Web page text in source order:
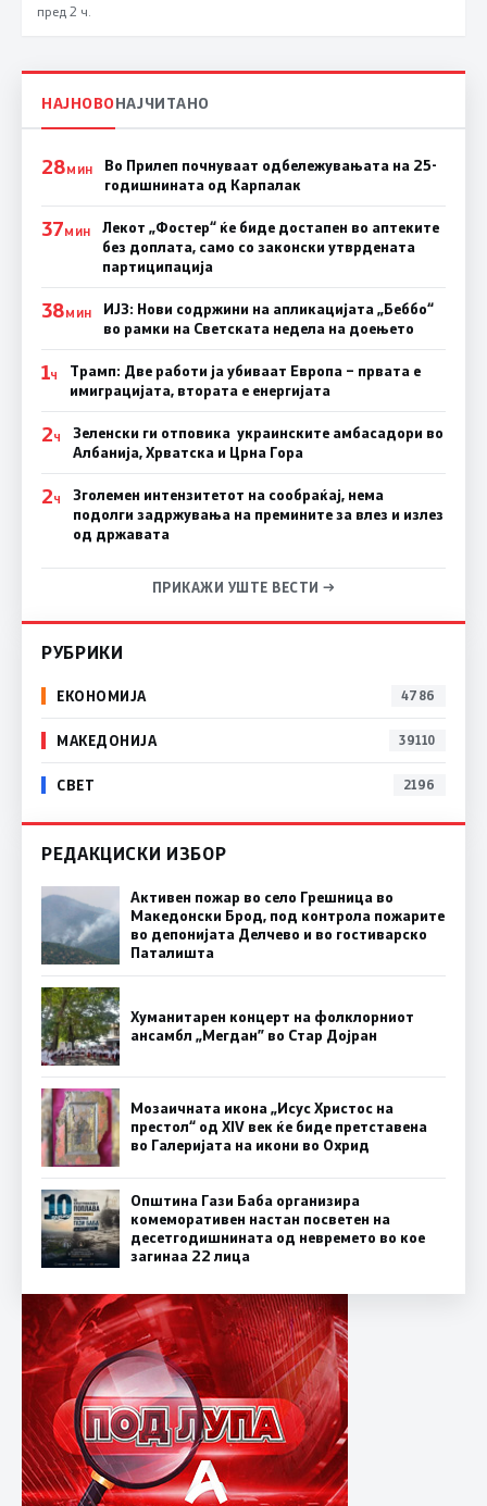
пред 2 ч.
НАЈНОВОНАЈЧИТАНО
28МИН
Во Прилеп почнуваат одбележувањата на 25-
годишнината од Карпалак
37МИН
Лекот „Фостер“ ќе биде достапен во аптеките
без доплата, само со законски утврдената
партиципација
38МИН
ИЈЗ: Нови содржини на апликацијата „Беббо“
во рамки на Светската недела на доењето
1Ч
Трамп: Две работи ја убиваат Европа – првата е
имиграцијата, втората е енергијата
2Ч
Зеленски ги отповика украинските амбасадори во
Албанија, Хрватска и Црна Гора
2Ч
Зголемен интензитетот на сообраќај, нема
подолги задржувања на премините за влез и излез
од државата
ПРИКАЖИ УШТЕ ВЕСТИ →
РУБРИКИ
ЕКОНОМИЈА 4786
МАКЕДОНИЈА 39110
СВЕТ 2196
РЕДАКЦИСКИ ИЗБОР
Активен пожар во село Грешница во
Македонски Брод, под контрола пожарите
во депонијата Делчево и во гостиварско
Паталишта
Хуманитарен концерт на фолклорниот
ансамбл „Мегдан” во Стар Дојран
Мозаичната икона „Исус Христос на
престол“ од XIV век ќе биде претставена
во Галеријата на икони во Охрид
Општина Гази Баба организира
комеморативен настан посветен на
десетгодишнината од невремето во кое
загинаа 22 лица